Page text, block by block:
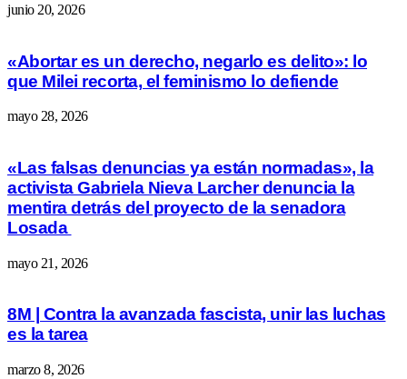
junio 20, 2026
«Abortar es un derecho, negarlo es delito»: lo
que Milei recorta, el feminismo lo defiende
mayo 28, 2026
«Las falsas denuncias ya están normadas», la
activista Gabriela Nieva Larcher denuncia la
mentira detrás del proyecto de la senadora
Losada
mayo 21, 2026
8M | Contra la avanzada fascista, unir las luchas
es la tarea
marzo 8, 2026